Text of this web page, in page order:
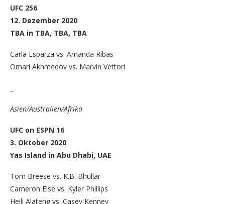
UFC 256
12. Dezember 2020
TBA in TBA, TBA, TBA
Carla Esparza vs. Amanda Ribas
Omari Akhmedov vs. Marvin Vettori
Asien/Australien/Afrika
UFC on ESPN 16
3. Oktober 2020
Yas Island in Abu Dhabi, UAE
Tom Breese vs. K.B. Bhullar
Cameron Else vs. Kyler Phillips
Heili Alateng vs. Casey Kenney